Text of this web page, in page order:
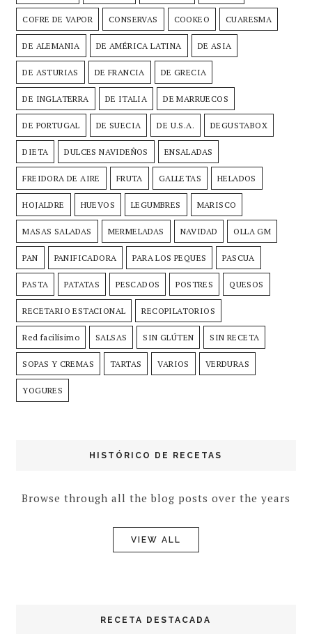
COFRE DE VAPOR CONSERVAS COOKEO CUARESMA
DE ALEMANIA DE AMÉRICA LATINA DE ASIA
DE ASTURIAS DE FRANCIA DE GRECIA
DE INGLATERRA DE ITALIA DE MARRUECOS
DE PORTUGAL DE SUECIA DE U.S.A. DEGUSTABOX
DIETA DULCES NAVIDEÑOS ENSALADAS
FREIDORA DE AIRE FRUTA GALLETAS HELADOS
HOJALDRE HUEVOS LEGUMBRES MARISCO
MASAS SALADAS MERMELADAS NAVIDAD OLLA GM
PAN PANIFICADORA PARA LOS PEQUES PASCUA
PASTA PATATAS PESCADOS POSTRES QUESOS
RECETARIO ESTACIONAL RECOPILATORIOS
Red facilísimo SALSAS SIN GLÚTEN SIN RECETA
SOPAS Y CREMAS TARTAS VARIOS VERDURAS
YOGURES
HISTÓRICO DE RECETAS
Browse through all the blog posts over the years
VIEW ALL
RECETA DESTACADA